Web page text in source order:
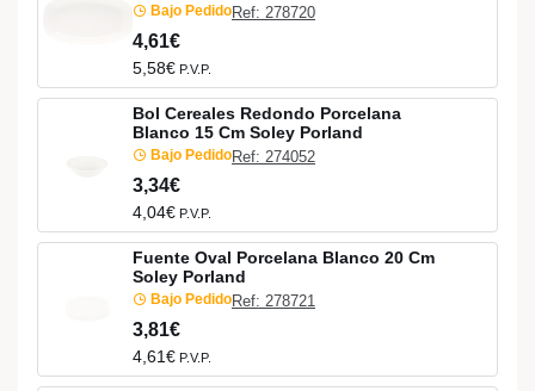
Bajo PedidoRef: 278720
4,61€
5,58€ P.V.P.
Bol Cereales Redondo Porcelana
Blanco 15 Cm Soley Porland
Bajo PedidoRef: 274052
3,34€
4,04€ P.V.P.
Fuente Oval Porcelana Blanco 20 Cm
Soley Porland
Bajo PedidoRef: 278721
3,81€
4,61€ P.V.P.